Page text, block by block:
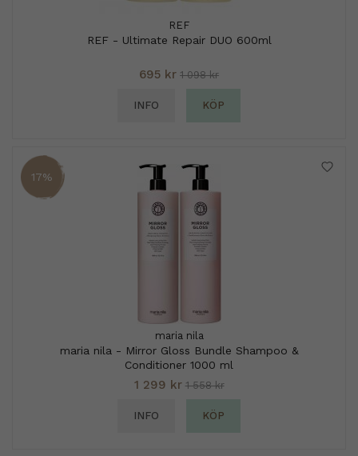
REF
REF - Ultimate Repair DUO 600ml
695 kr 1 098 kr
INFO KÖP
17%
maria nila
maria nila - Mirror Gloss Bundle Shampoo &
Conditioner 1000 ml
1 299 kr 1 558 kr
INFO KÖP